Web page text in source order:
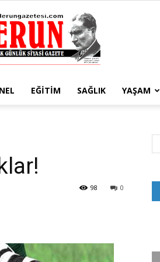
EĞITIM SAĞLIK YAŞAM
0
98